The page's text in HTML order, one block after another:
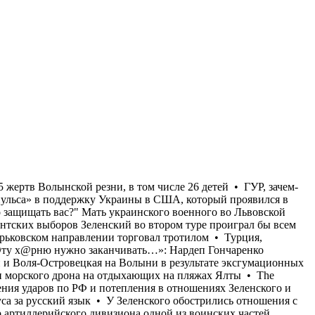
в результате эксгумационных работ обнаружены останки 55 жертв Волынской резни, в том числе 26 детей • ГУР, зачем-то, показали видео сегодняшней атаки морского дрона на отдыхающих на пляжах Ялты • The Atlantic пишет об «иссякании импульса» в поддержку Украины в США, который проявился в предыдущие месяцы на фоне усиления ударов по РФ и потепления в отношениях Зеленского и Трампа • "Ну и на***й оно надо защищать вас?" Мать украинского военного во Львовской области избили и выгнали из автобуса за русский язык • У Зеленского обострились отношения с Залужным • В случае президентских выборов Зеленский во втором туре проиграл бы всем основным конкурентам • Командир артиллерийского дивизиона одной из воинских частей, выполняющей боевые задачи на Харьковском направлении торговал тротилом • Турция, Саудовская Аравия и Пакистан создали военный союз • В Харькове тарифы на водоснабжение будут повышены в 3,5 раза • «Эту х@рню нужно заканчивать…»: Нардеп Гончаренко рассказал о штрафе за использование русского языка для известного украинского тренера • В бывших польских селах Островки и Воля-Островецкая на Волыни в результате эксгумационных работ обнаружены останки 55 жертв Волынской резни, в том числе 26 детей • ГУР, зачем-то, показали видео сегодняшней атаки морского дрона на отдыхающих на пляжах Ялты • The Atlantic пишет об «иссякании импульса» в поддержку Украины в США, который проявился в предыдущие месяцы на фоне усиления ударов по РФ и потепления в отношениях Зеленского и Трампа • "Ну и на***й оно надо защищать вас?" Мать украинского военного во Львовской области избили и выгнали из автобуса за русский язык • У Зеленского обострились отношения с Залужным • В случае президентских выборов Зеленский во втором туре проиграл бы всем основным конкурентам • Командир артиллерийского дивизиона одной из воинских частей, выполняющей боевые задачи на Харьковском направлении торговал тротилом • Турция, Саудовская Аравия и Пакистан создали военный союз • В Харькове тарифы на водоснабжение будут повышены в 3,5 раза • «Эту х@рню нужно заканчивать…»: Нардеп Гончаренко рассказал о штрафе за использование русского языка для известного украинского тренера • В бывших польских селах Островки и Воля-Островецкая на Волыни в результате эксгумационных работ обнаружены останки 55 жертв Волынской резни, в том числе 26 детей • ГУР, зачем-то, показали видео сегодняшней атаки морского дрона на отдыхающих на пляжах Ялты • The Atlantic пишет об «иссякании импульса» в поддержку Украины в США, который проявился в предыдущие месяцы на фоне усиления ударов по РФ и потепления в отношениях Зеленского и Трампа • "Ну и на***й оно надо защищать вас?" Мать украинского военного во Львовской области избили и выгнали из автобуса за русский язык • У Зеленского обострились отношения с Залужным • В случае президентских выборов Зеленский во втором туре проиграл бы всем основным конкурентам • Командир артиллерийского дивизиона одной из воинских частей, выполняющей боевые задачи на Харьковском направлении торговал тротилом • Турция, Саудовская Аравия и Пакистан создали военный союз •